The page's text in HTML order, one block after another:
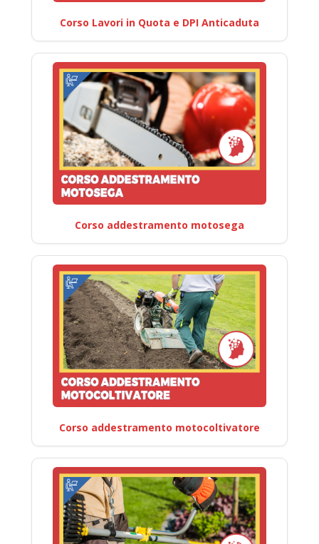
Corso Lavori in Quota e DPI Anticaduta
Corso addestramento motosega
Corso addestramento motocoltivatore